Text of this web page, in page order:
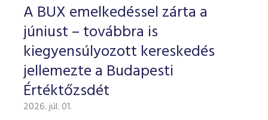
A BUX emelkedéssel zárta a
júniust – továbbra is
kiegyensúlyozott kereskedés
jellemezte a Budapesti
Értéktőzsdét
2026. júl. 01.